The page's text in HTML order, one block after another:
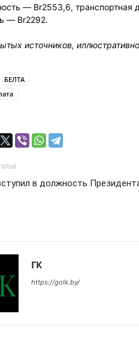
— Br2553,6, транспортная
— Br2292.
источников, иллюстративно
БЕЛТА
в должность
ГК
https://golk.by/